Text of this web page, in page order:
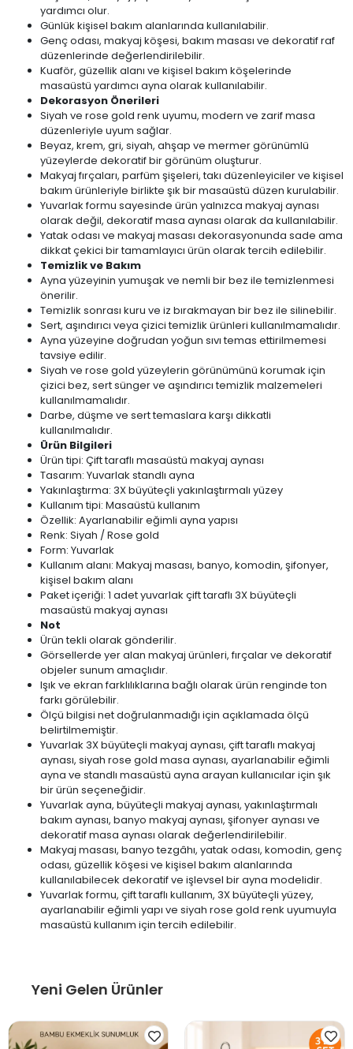
yardımcı olur.
Günlük kişisel bakım alanlarında kullanılabilir.
Genç odası, makyaj köşesi, bakım masası ve dekoratif raf
düzenlerinde değerlendirilebilir.
Kuaför, güzellik alanı ve kişisel bakım köşelerinde
masaüstü yardımcı ayna olarak kullanılabilir.
Dekorasyon Önerileri
Siyah ve rose gold renk uyumu, modern ve zarif masa
düzenleriyle uyum sağlar.
Beyaz, krem, gri, siyah, ahşap ve mermer görünümlü
yüzeylerde dekoratif bir görünüm oluşturur.
Makyaj fırçaları, parfüm şişeleri, takı düzenleyiciler ve kişisel
bakım ürünleriyle birlikte şık bir masaüstü düzen kurulabilir.
Yuvarlak formu sayesinde ürün yalnızca makyaj aynası
olarak değil, dekoratif masa aynası olarak da kullanılabilir.
Yatak odası ve makyaj masası dekorasyonunda sade ama
dikkat çekici bir tamamlayıcı ürün olarak tercih edilebilir.
Temizlik ve Bakım
Ayna yüzeyinin yumuşak ve nemli bir bez ile temizlenmesi
önerilir.
Temizlik sonrası kuru ve iz bırakmayan bir bez ile silinebilir.
Sert, aşındırıcı veya çizici temizlik ürünleri kullanılmamalıdır.
Ayna yüzeyine doğrudan yoğun sıvı temas ettirilmemesi
tavsiye edilir.
Siyah ve rose gold yüzeylerin görünümünü korumak için
çizici bez, sert sünger ve aşındırıcı temizlik malzemeleri
kullanılmamalıdır.
Darbe, düşme ve sert temaslara karşı dikkatli
kullanılmalıdır.
Ürün Bilgileri
Ürün tipi: Çift taraflı masaüstü makyaj aynası
Tasarım: Yuvarlak standlı ayna
Yakınlaştırma: 3X büyüteçli yakınlaştırmalı yüzey
Kullanım tipi: Masaüstü kullanım
Özellik: Ayarlanabilir eğimli ayna yapısı
Renk: Siyah / Rose gold
Form: Yuvarlak
Kullanım alanı: Makyaj masası, banyo, komodin, şifonyer,
kişisel bakım alanı
Paket içeriği: 1 adet yuvarlak çift taraflı 3X büyüteçli
masaüstü makyaj aynası
Not
Ürün tekli olarak gönderilir.
Görsellerde yer alan makyaj ürünleri, fırçalar ve dekoratif
objeler sunum amaçlıdır.
Işık ve ekran farklılıklarına bağlı olarak ürün renginde ton
farkı görülebilir.
Ölçü bilgisi net doğrulanmadığı için açıklamada ölçü
belirtilmemiştir.
Yuvarlak 3X büyüteçli makyaj aynası, çift taraflı makyaj
aynası, siyah rose gold masa aynası, ayarlanabilir eğimli
ayna ve standlı masaüstü ayna arayan kullanıcılar için şık
bir ürün seçeneğidir.
Yuvarlak ayna, büyüteçli makyaj aynası, yakınlaştırmalı
bakım aynası, banyo makyaj aynası, şifonyer aynası ve
dekoratif masa aynası olarak değerlendirilebilir.
Makyaj masası, banyo tezgâhı, yatak odası, komodin, genç
odası, güzellik köşesi ve kişisel bakım alanlarında
kullanılabilecek dekoratif ve işlevsel bir ayna modelidir.
Yuvarlak formu, çift taraflı kullanım, 3X büyüteçli yüzey,
ayarlanabilir eğimli yapı ve siyah rose gold renk uyumuyla
masaüstü kullanım için tercih edilebilir.
Yeni Gelen Ürünler